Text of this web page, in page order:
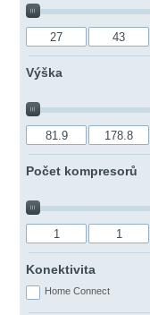
Výška
Počet kompresorů
Konektivita
Home Connect